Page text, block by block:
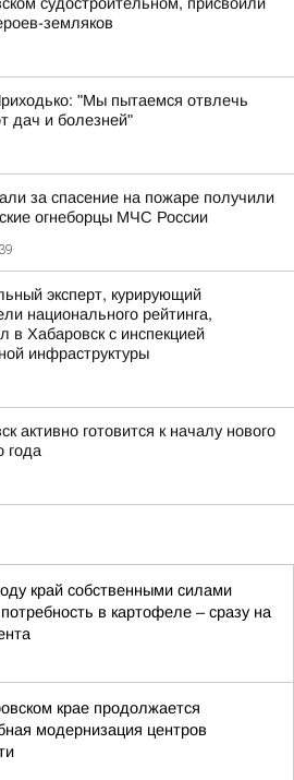
земляков
"Мы пытаемся отвлечь
дач и болезней"
за спасение на пожаре получили
огнеборцы МЧС России
эксперт, курирующий
национального рейтинга,
в Хабаровск с инспекцией
инфраструктуры
активно готовится к началу нового
года
край собственными силами
в картофеле – сразу на
крае продолжается
модернизация центров